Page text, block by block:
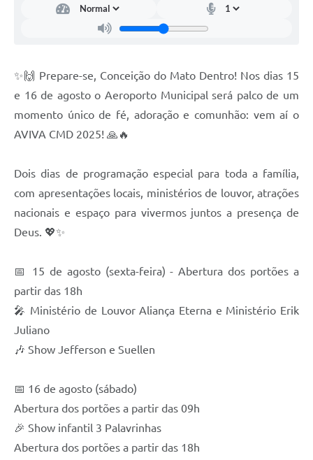
Notificações de Penalidades – Decisões
Notificações Obras e Posturas
Conselho Municipal de Conservação e Defesa do
Meio Ambiente-CODEMA
Contratos
Audiências Públicas
Arquivos para Download
Projetos
Serviços Online
A Prefeitura
✨🙌 Prepare-se, Conceição do Mato Dentro! Nos dias 15
e 16 de agosto o Aeroporto Municipal será palco de um
momento único de fé, adoração e comunhão: vem aí o
AVIVA CMD 2025! 🙏🔥
Dois dias de programação especial para toda a família,
com apresentações locais, ministérios de louvor, atrações
nacionais e espaço para vivermos juntos a presença de
Deus. 💖✨
📅 15 de agosto (sexta-feira) - Abertura dos portões a
partir das 18h
🎤 Ministério de Louvor Aliança Eterna e Ministério Erik
Juliano
🎶 Show Jefferson e Suellen
📅 16 de agosto (sábado)
Abertura dos portões a partir das 09h
🎉 Show infantil 3 Palavrinhas
Abertura dos portões a partir das 18h